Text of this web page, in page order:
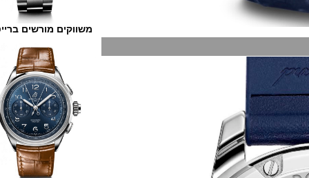
משווקים מורשים ברייטלינג